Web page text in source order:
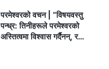
परमेश्‍वरको वचन | “विषयवस्तु
पन्ध्र: तिनीहरूले परमेश्‍वरको
अस्तित्वमा विश्‍वास गर्दैनन्, र